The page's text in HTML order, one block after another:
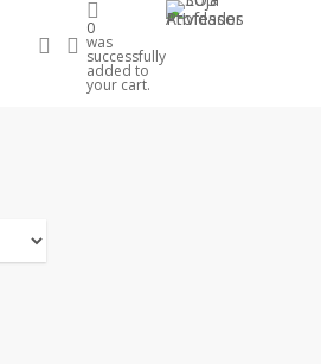
procurar
account
0
was
successfully
added to
your cart.